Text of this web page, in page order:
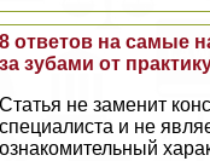
8 ответов на самые
за зубами от
Статья не заменит
специалиста и не
ознакомительный